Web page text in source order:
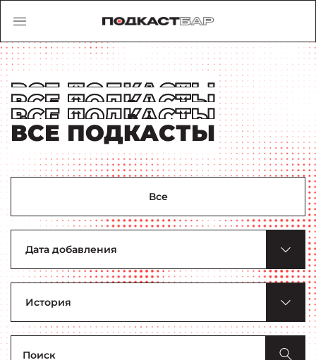
ВСЕ ПОДКАСТЫ
Все
добавления